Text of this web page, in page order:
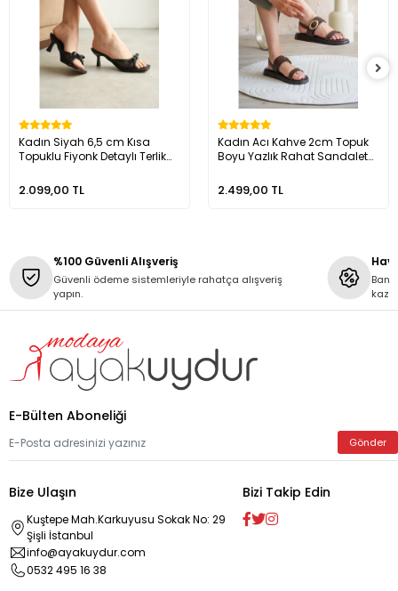
Kadın Siyah 6,5 cm Kısa
Topuklu Fiyonk Detaylı Terlik
2.099,00 TL
Kadın Acı Kahve 2cm Topuk
Boyu Yazlık Rahat Sandalet
2.499,00 TL
%100 Güvenli Alışveriş
Güvenli ödeme sistemleriyle rahatça alışveriş
yapın.
E-Bülten Aboneliği
Gönder
Bize Ulaşın
Kuştepe Mah.Karkuyusu Sokak No: 29
Şişli İstanbul
info@ayakuydur.com
0532 495 16 38
Bizi Takip Edin